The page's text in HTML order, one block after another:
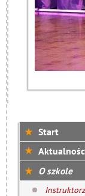
Start
O szkole